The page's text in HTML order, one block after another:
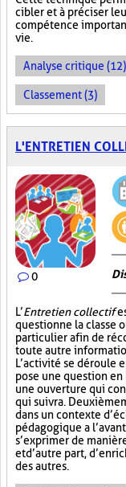
cibler et à préciser
compétence
vie.
Analyse critique (12)
Classement (3)
L'ENTRETIEN
0
L’Entretien collectif
questionne la classe
particulier afin de
toute autre
L’activité se déroule
pose une question
une ouverture qui
qui suivra.
dans un contexte
pédagogique a
s’exprimer de
et d’autre part,
des autres.